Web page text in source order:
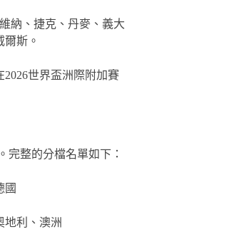
納、捷克、丹麥、義大
斯。
世界盃洲際附加賽
完整的分檔名單如下：
國
地利、澳洲